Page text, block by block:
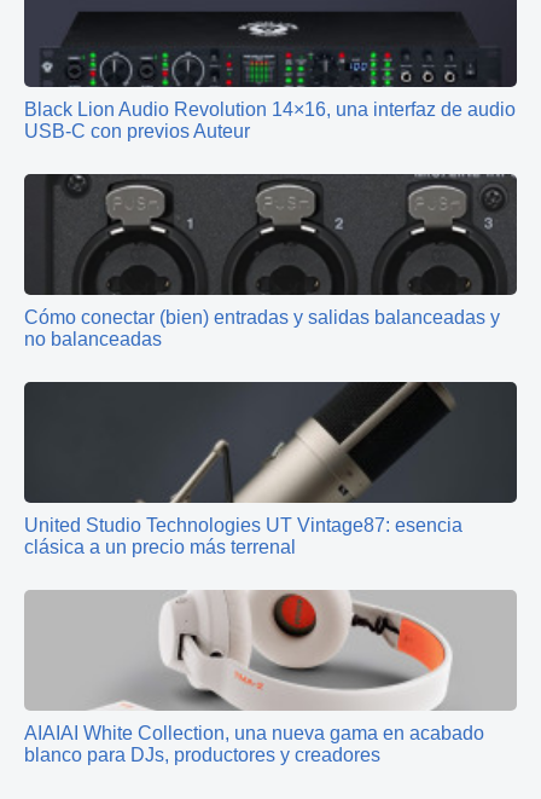
Black Lion Audio Revolution 14×16, una interfaz de audio
USB-C con previos Auteur
Cómo conectar (bien) entradas y salidas balanceadas y
no balanceadas
United Studio Technologies UT Vintage87: esencia
clásica a un precio más terrenal
AIAIAI White Collection, una nueva gama en acabado
blanco para DJs, productores y creadores